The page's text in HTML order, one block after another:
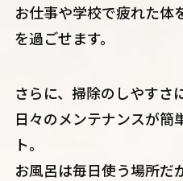
お仕事や学校で疲れた体
を過ごせます。
さらに、掃除のしやすさ
日々のメンテナンスが簡
ト。
お風呂は毎日使う場所だ